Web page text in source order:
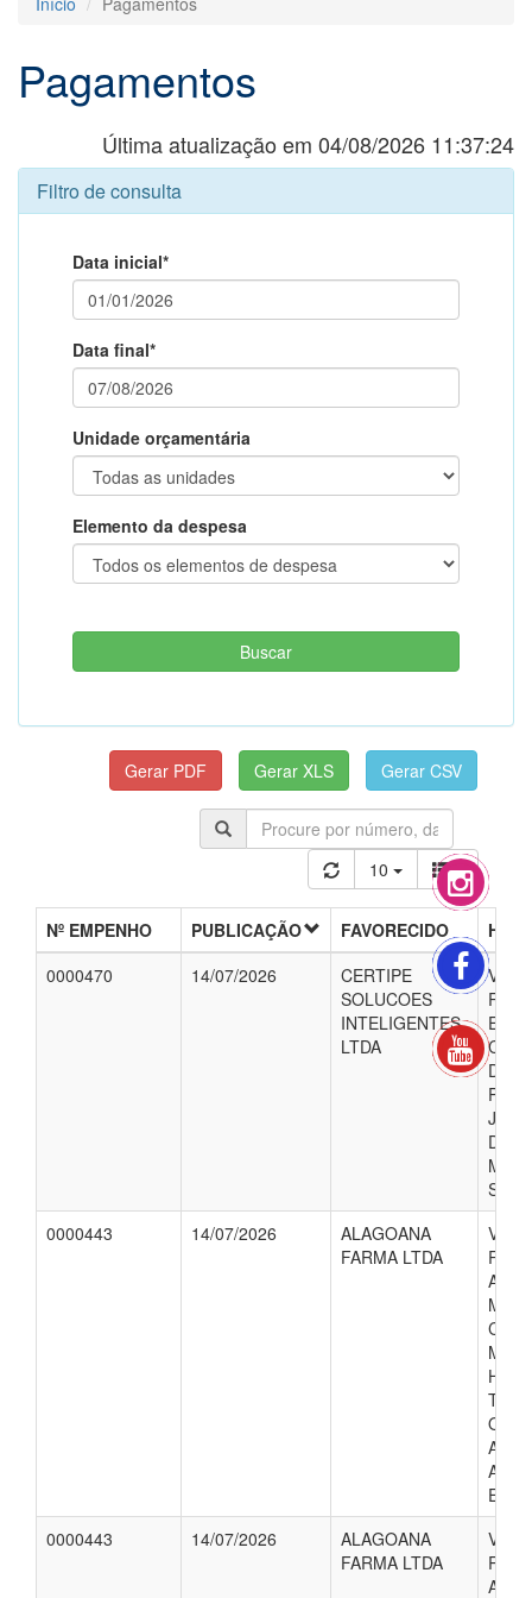
Pagamentos
Última atualização em 04/08/2026 11:37:24
Filtro de consulta
Data inicial*
Data final*
Unidade orçamentária
Elemento da despesa
10
Nº EMPENHO PUBLICAÇÃO FAVORECIDO
0000470
14/07/2026
CERTIPE
SOLUCOES
INTELIGENTES
LTDA
DO
0000443
14/07/2026
ALAGOANA
FARMA LTDA
0000443
14/07/2026
ALAGOANA
FARMA LTDA